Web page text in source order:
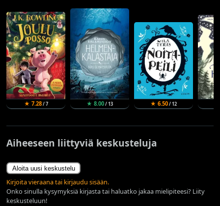
★ 7.28/ 7 ★ 8.00/ 13 ★ 6.50/ 12
Aiheeseen liittyviä keskusteluja
Aloita uusi keskustelu
Kirjoita vieraana tai kirjaudu sisään.
Onko sinulla kysymyksiä kirjasta tai haluatko jakaa mielipiteesi? Liity
keskusteluun!